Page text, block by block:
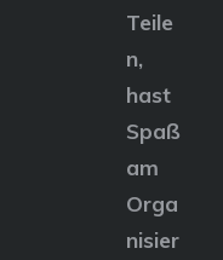
Teile
n,
hast
Spaß
am
Orga
nisier